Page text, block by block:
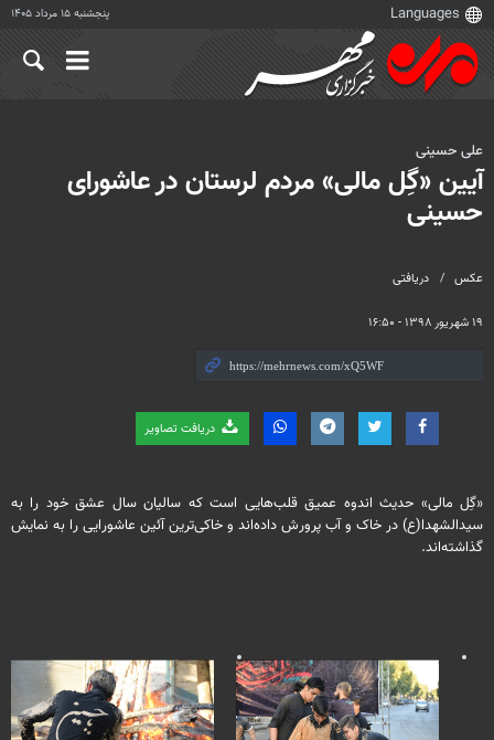
پنجشنبه ۱۵ مرداد ۱۴۰۵
عکس دریافتی
۱۹ شهریور ۱۳۹۸ - ۱۶:۵۰
دریافت تصاویر
علی حسینی
آیین «گِل مالی» مردم لرستان در عاشورای
حسینی
«گِل مالی» حدیث اندوه عمیق قلب‌هایی است که سالیان سال عشق خود را به
سیدالشهدا(ع) در خاک و آب پرورش داده‌اند و خاکی‌ترین آئین عاشورایی را به نمایش
گذاشته‌اند.